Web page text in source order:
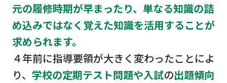
元の履修時期が早まったり、 単なる知識の詰
め込みではなく覚えた知識を活用することが
求められます。
４年前に指導要領が大きく変わったことによ
り、 学校の定期テスト問題や入試の出題傾向